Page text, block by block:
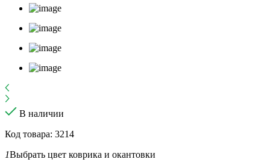
В наличии
Код товара: 3214
1Выбрать цвет коврика и окантовки